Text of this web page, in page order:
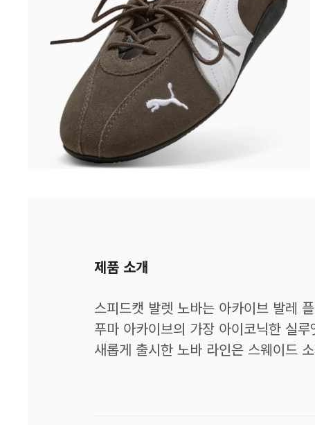
제품 소개
스피드캣 발렛 노바는 아카이브 발레
푸마 아카이브의 가장 아이코닉한 실
새롭게 출시한 노바 라인은 스웨이드